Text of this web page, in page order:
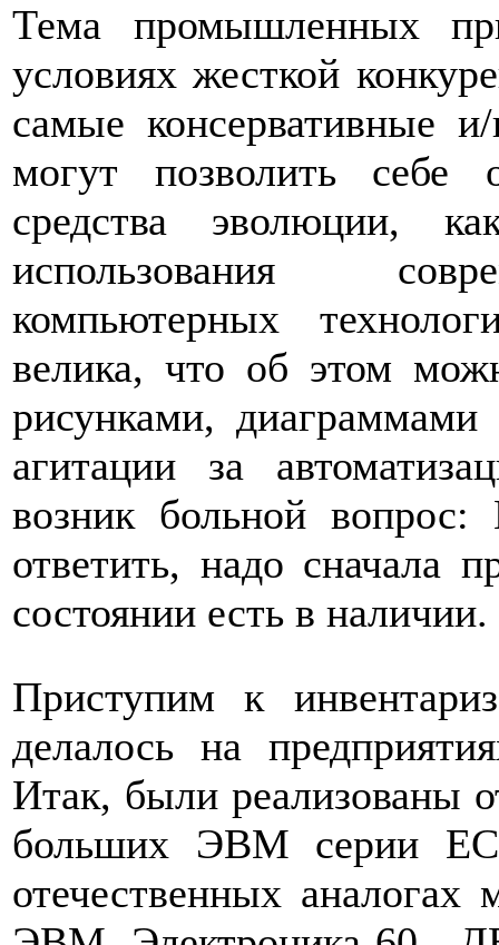
Тема промышленных
условиях жесткой
самые консервативные
могут позволить себе
средства эволюции,
использования
компьютерных
велика, что об этом
рисунками,
агитации за
возник больной
ответить, надо сначала
состоянии есть в наличии.
Приступим к
делалось на
Итак, были реализованы
больших ЭВМ серии
отечественных